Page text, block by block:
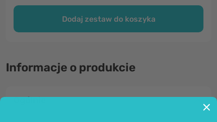
Dodaj zestaw do koszyka
Informacje o produkcie
Ogólnie